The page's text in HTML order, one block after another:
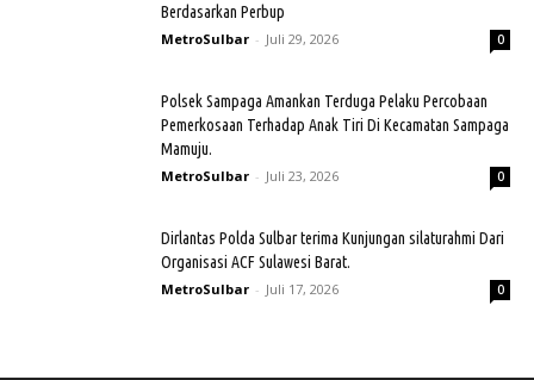
Berdasarkan Perbup
MetroSulbar - Juli 29, 2026 0
Polsek Sampaga Amankan Terduga Pelaku Percobaan
Pemerkosaan Terhadap Anak Tiri Di Kecamatan Sampaga
Mamuju.
MetroSulbar - Juli 23, 2026 0
Dirlantas Polda Sulbar terima Kunjungan silaturahmi Dari
Organisasi ACF Sulawesi Barat.
MetroSulbar - Juli 17, 2026 0